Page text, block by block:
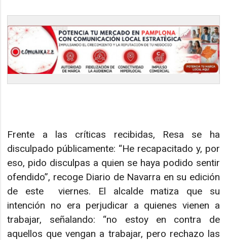
Frente a las críticas recibidas, Resa se ha
disculpado públicamente: “He recapacitado y, por
eso, pido disculpas a quien se haya podido sentir
ofendido”, recoge Diario de Navarra en su edición
de este viernes. El alcalde matiza que su
intención no era perjudicar a quienes vienen a
trabajar, señalando: “no estoy en contra de
aquellos que vengan a trabajar, pero rechazo las